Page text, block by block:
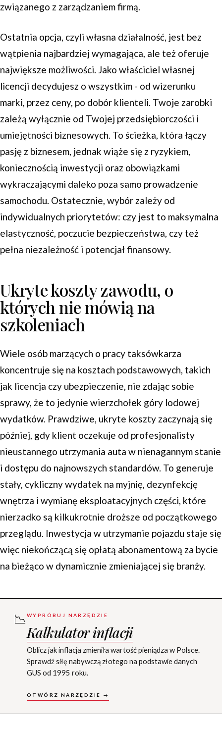
związanego z zarządzaniem firmą.
Ostatnia opcja, czyli własna działalność, jest bez
wątpienia najbardziej wymagająca, ale też oferuje
największe możliwości. Jako właściciel własnej
licencji decydujesz o wszystkim - od wizerunku
marki, przez ceny, po dobór klienteli. Twoje zarobki
zależą wyłącznie od Twojej przedsiębiorczości i
umiejętności biznesowych. To ścieżka, która łączy
pasję z biznesem, jednak wiąże się z ryzykiem,
koniecznością inwestycji oraz obowiązkami
wykraczającymi daleko poza samo prowadzenie
samochodu. Ostatecznie, wybór zależy od
indywidualnych priorytetów: czy jest to maksymalna
elastyczność, poczucie bezpieczeństwa, czy też
pełna niezależność i potencjał finansowy.
Ukryte koszty zawodu, o
których nie mówią na
szkoleniach
Wiele osób marzących o pracy taksówkarza
koncentruje się na kosztach podstawowych, takich
jak licencja czy ubezpieczenie, nie zdając sobie
sprawy, że to jedynie wierzchołek góry lodowej
wydatków. Prawdziwe, ukryte koszty zaczynają się
później, gdy klient oczekuje od profesjonalisty
nieustannego utrzymania auta w nienagannym stanie
i dostępu do najnowszych standardów. To generuje
stały, cykliczny wydatek na myjnię, dezynfekcję
wnętrza i wymianę eksploatacyjnych części, które
nierzadko są kilkukrotnie droższe od początkowego
przeglądu. Inwestycja w utrzymanie pojazdu staje się
więc niekończącą się opłatą abonamentową za bycie
na bieżąco w dynamicznie zmieniającej się branży.
📉 WYPRÓBUJ NARZĘDZIE
Kalkulator inflacji
Oblicz jak inflacja zmieniła wartość pieniądza w Polsce.
Sprawdź siłę nabywczą złotego na podstawie danych
GUS od 1995 roku.
OTWÓRZ NARZĘDZIE →